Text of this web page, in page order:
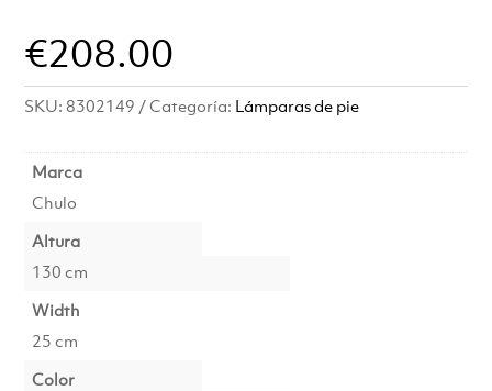
€208.00
SKU: 8302149 Categoría: Lámparas de pie
Marca
Chulo
Altura
130 cm
Width
25 cm
Color